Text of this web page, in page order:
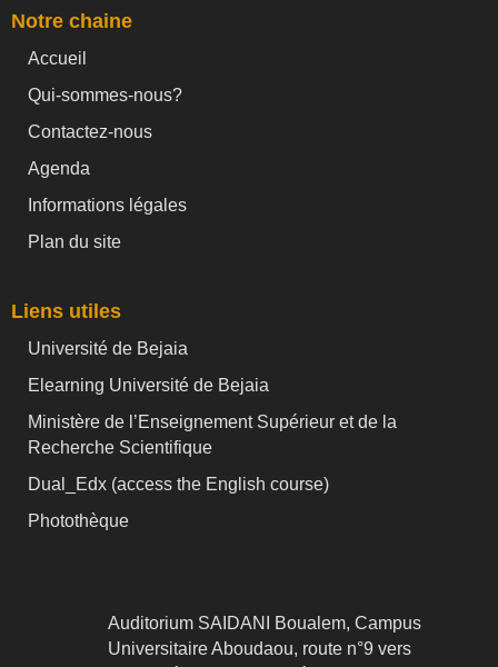
Notre chaine
Accueil
Qui-sommes-nous?
Contactez-nous
Agenda
Informations légales
Plan du site
Liens utiles
Université de Bejaia
Elearning Université de Bejaia
Ministère de l’Enseignement Supérieur et de la
Recherche Scientifique
Dual_Edx (access the English course)
Photothèque
Auditorium SAIDANI Boualem, Campus
Universitaire Aboudaou, route n°9 vers